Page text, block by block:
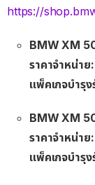
https://
BMW XM
ราคาจำหน่า
แพ็คเกจบำรุ
BMW XM
ราคาจำหน่า
แพ็คเกจบำรุ